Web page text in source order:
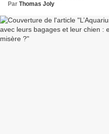
Par Thomas Joly